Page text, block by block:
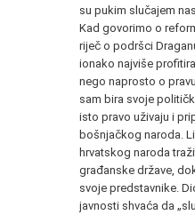
su pukim slučajem
Kad govorimo o
riječ o podršci
ionako najviše
nego naprosto o
sam bira svoje
isto pravo uživaju i
bošnjačkog naroda.
hrvatskog naroda
građanske države,
svoje predstavnike.
javnosti shvaća da